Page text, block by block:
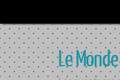
au
contenu
Le